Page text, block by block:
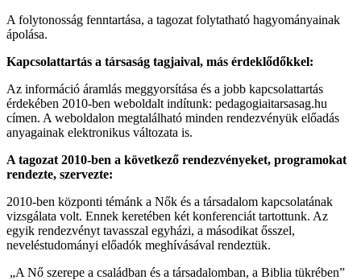
A folytonosság fenntartása, a tagozat folytatható hagyományainak
ápolása.
Kapcsolattartás a társaság tagjaival, más érdeklődőkkel:
Az információ áramlás meggyorsítása és a jobb kapcsolattartás
érdekében 2010-ben weboldalt indítunk: pedagogiaitarsasag.hu
címen. A weboldalon megtalálható minden rendezvényük előadás
anyagainak elektronikus változata is.
A tagozat 2010-ben a következő rendezvényeket, programokat
rendezte, szervezte:
2010-ben központi témánk a Nők és a társadalom kapcsolatának
vizsgálata volt. Ennek keretében két konferenciát tartottunk. Az
egyik rendezvényt tavasszal egyházi, a másodikat ősszel,
neveléstudományi előadók meghívásával rendeztük.
„A Nő szerepe a családban és a társadalomban, a Biblia tükrében”